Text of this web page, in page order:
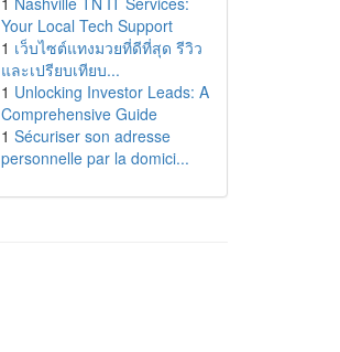
Your Local Tech Support
1 เว็บไซต์แทงมวยที่ดีที่สุด รีวิว
และเปรียบเทียบ...
1 Unlocking Investor Leads: A
Comprehensive Guide
1 Sécuriser son adresse
personnelle par la domici...